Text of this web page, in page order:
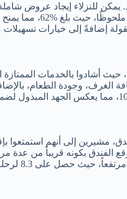
للنزلاء إيجاد عروض
رائعة للاستفادة من الحجوزات
إضافةً إلى خيارات
حيث أشادوا بالخدمات
الغرف، وجودة الطعام،
، مما يعكس الجهد المبذول
مشيرين إلى أنهم استمتعوا
الفندق بكونه قريباً من عدة
حصل على 8.3 لرحلة لشخصين